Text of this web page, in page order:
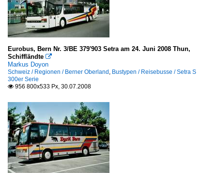
Bayreuth
Berlin
Dortmund
Dresden
Duisburg
Flensburg
Freiburg im Breisgau
Städte G - I
Eurobus, Bern Nr. 3/BE 379'903 Setra am 24. Juni 2008 Thun,
Schiffländte 
Markus Doyon
Schweiz / Regionen / Berner Oberland , Bustypen / Reisebusse / Setra S
300er Serie
 956 800x533 Px, 30.07.2008